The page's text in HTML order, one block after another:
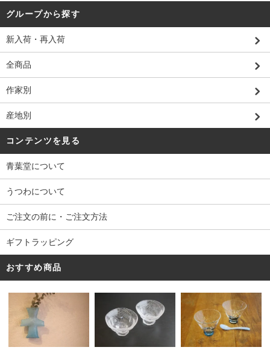
グループから探す
新入荷・再入荷
全商品
作家別
産地別
コンテンツを見る
青葉堂について
うつわについて
ご注文の前に・ご注文方法
ギフトラッピング
おすすめ商品